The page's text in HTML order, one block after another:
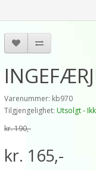
Varenummer: kb970
Tilgjengelighet: Utsolgt -
kr. 190,-
kr. 165,-